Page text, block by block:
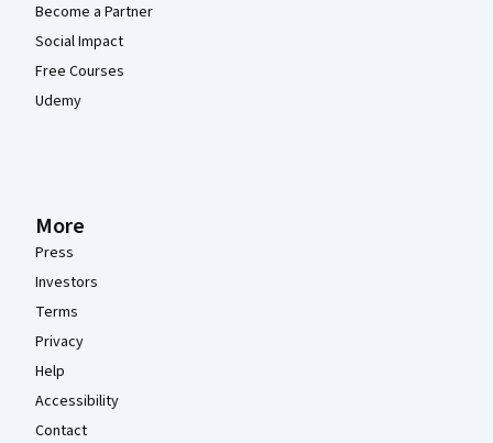
Become a Partner
Social Impact
Free Courses
Udemy
More
Press
Investors
Terms
Privacy
Help
Accessibility
Contact